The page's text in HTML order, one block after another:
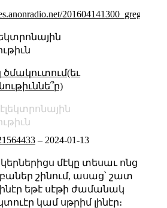
201604141300_gregf.mp3
էլեկտրոնային
– 2024-01-13
մէկը տեսաւ ոնց
բաներ շինում, ասաց՝ շատ
եթէ սէթի ժամանակ
կամ սթրիմ լինէր։